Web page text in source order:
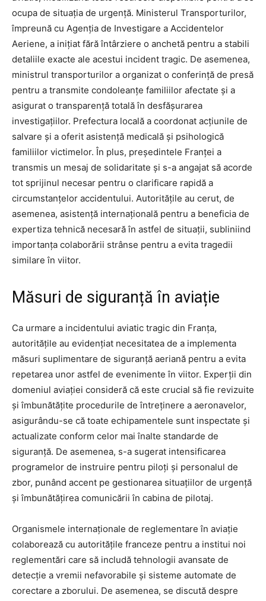
ocupa de situația de urgență. Ministerul Transporturilor,
împreună cu Agenția de Investigare a Accidentelor
Aeriene, a inițiat fără întârziere o anchetă pentru a stabili
detaliile exacte ale acestui incident tragic. De asemenea,
ministrul transporturilor a organizat o conferință de presă
pentru a transmite condoleanțe familiilor afectate și a
asigurat o transparență totală în desfășurarea
investigațiilor. Prefectura locală a coordonat acțiunile de
salvare și a oferit asistență medicală și psihologică
familiilor victimelor. În plus, președintele Franței a
transmis un mesaj de solidaritate și s-a angajat să acorde
tot sprijinul necesar pentru o clarificare rapidă a
circumstanțelor accidentului. Autoritățile au cerut, de
asemenea, asistență internațională pentru a beneficia de
expertiza tehnică necesară în astfel de situații, subliniind
importanța colaborării strânse pentru a evita tragedii
similare în viitor.
Măsuri de siguranță în aviație
Ca urmare a incidentului aviatic tragic din Franța,
autoritățile au evidențiat necesitatea de a implementa
măsuri suplimentare de siguranță aeriană pentru a evita
repetarea unor astfel de evenimente în viitor. Experții din
domeniul aviației consideră că este crucial să fie revizuite
și îmbunătățite procedurile de întreținere a aeronavelor,
asigurându-se că toate echipamentele sunt inspectate și
actualizate conform celor mai înalte standarde de
siguranță. De asemenea, s-a sugerat intensificarea
programelor de instruire pentru piloți și personalul de
zbor, punând accent pe gestionarea situațiilor de urgență
și îmbunătățirea comunicării în cabina de pilotaj.
Organismele internaționale de reglementare în aviație
colaborează cu autoritățile franceze pentru a institui noi
reglementări care să includă tehnologii avansate de
detecție a vremii nefavorabile și sisteme automate de
corectare a zborului. De asemenea, se discută despre